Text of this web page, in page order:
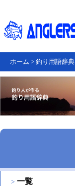
ホーム > 釣り用語辞典
一覧